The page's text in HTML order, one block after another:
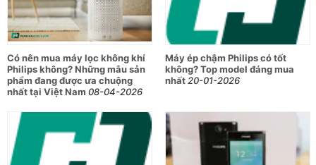
Có nên mua máy lọc không khí
Philips không? Những mẫu sản
phẩm đang được ưa chuộng
nhất tại Việt Nam 08-04-2026
Máy ép chậm Philips có tốt
không? Top model đáng mua
nhất20-01-2026